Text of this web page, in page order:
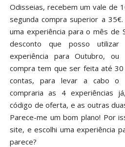
Odisseias, recebem um vale de
segunda compra superior a 35€
uma experiência para o mês de
desconto que posso
experiência para Outubro, ou
compra tem que ser feita até
contas, para levar a cabo o
compraria as 4 experiências
código de oferta, e as outras
Parece-me um bom plano! Por
site, e escolhi uma experiência
parece?